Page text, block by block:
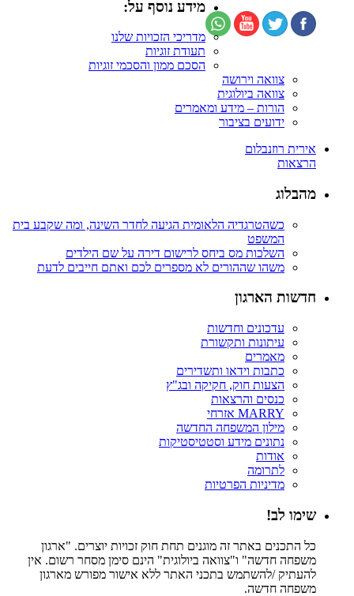
מידע נוסף על:
מדריכי הזכויות שלנו
תעודת זוגיות
הסכם ממון והסכמי זוגיות
צוואה וירושה
צוואה ביולוגית
הורות – מידע ומאמרים
ידועים בציבור
אירית רוזנבלום
הרצאות
מהבלוג
כשהטרגדיה הלאומית הגיעה לחדר השינה, ומה שקבע בית
המשפט
השלכות מס ביחס לרישום דירה על שם הילדים
משהו שההורים לא מספרים לכם ואתם חייבים לדעת
חדשות הארגון
עדכונים וחדשות
עיתונות ותקשורת
מאמרים
כתבות וידאו ותשדירים
הצעות חוק, חקיקה ובג"ץ
כנסים והרצאות
MARRY אזרחי
מילון המשפחה החדשה
נתונים מידע וסטטיסטיקות
אודות
לתרומה
מדיניות הפרטיות
שימו לב!
כל התכנים באתר זה מוגנים תחת חוק זכויות יוצרים. "ארגון
משפחה חדשה" ו"צוואה ביולוגית" הינם סימן מסחר רשום. אין
להעתיק /להשתמש בתכני האתר ללא אישור מפורש מארגון
משפחה חדשה.